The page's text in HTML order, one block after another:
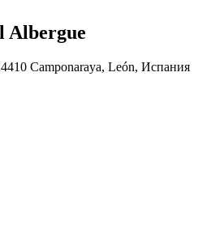
Albergue
Camponaraya, León, Испания